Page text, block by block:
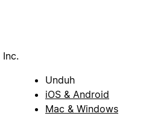
Unduh
iOS & Android
Mac & Windows